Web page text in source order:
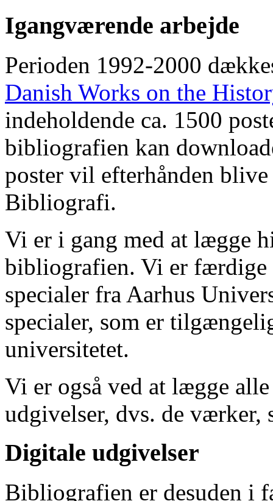
Igangværende arbejde
Perioden 1992-2000
Danish Works on the
indeholdende ca. 1500
bibliografien kan
poster vil efterhånden
Bibliografi.
Vi er i gang med at lægge
bibliografien. Vi er færdige
specialer fra Aarhus
specialer, som er
universitetet.
Vi er også ved at lægge
udgivelser, dvs. de værker,
Digitale udgivelser
Bibliografien er desuden i